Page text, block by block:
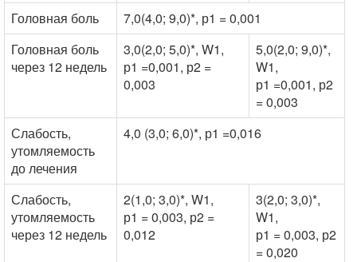
Головная боль
7,0(4,0; 9,0)*, р1 = 0,001
Головная боль
через 12 недель
3,0(2,0; 5,0)*, W1,
р1 =0,001, р2 =
0,003
5,0(2,0; 9,0)*,
W1,
р1 =0,001, р2
= 0,003
Слабость,
утомляемость
до лечения
4,0 (3,0; 6,0)*, р1 =0,016
Слабость,
утомляемость
через 12 недель
2(1,0; 3,0)*, W1,
р1 = 0,003, р2 =
0,012
3(2,0; 3,0)*,
W1,
р1 = 0,003, р2
= 0,020